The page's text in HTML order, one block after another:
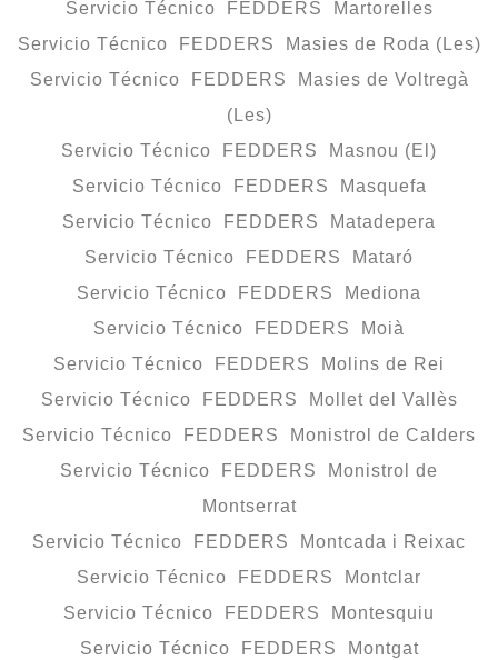
Servicio Técnico FEDDERS Martorelles
Servicio Técnico FEDDERS Masies de Roda (Les)
Servicio Técnico FEDDERS Masies de Voltregà
(Les)
Servicio Técnico FEDDERS Masnou (El)
Servicio Técnico FEDDERS Masquefa
Servicio Técnico FEDDERS Matadepera
Servicio Técnico FEDDERS Mataró
Servicio Técnico FEDDERS Mediona
Servicio Técnico FEDDERS Moià
Servicio Técnico FEDDERS Molins de Rei
Servicio Técnico FEDDERS Mollet del Vallès
Servicio Técnico FEDDERS Monistrol de Calders
Servicio Técnico FEDDERS Monistrol de
Montserrat
Servicio Técnico FEDDERS Montcada i Reixac
Servicio Técnico FEDDERS Montclar
Servicio Técnico FEDDERS Montesquiu
Servicio Técnico FEDDERS Montgat